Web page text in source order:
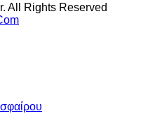
All Rights Reserved